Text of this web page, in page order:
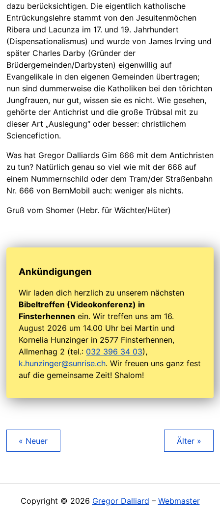
dazu berücksichtigen. Die eigentlich katholische
Entrückungslehre stammt von den Jesuitenmöchen
Ribera und Lacunza im 17. und 19. Jahrhundert
(Dispensationalismus) und wurde von James Irving und
später Charles Darby (Gründer der
Brüdergemeinden/Darbysten) eigenwillig auf
Evangelikale in den eigenen Gemeinden übertragen;
nun sind dummerweise die Katholiken bei den törichten
Jungfrauen, nur gut, wissen sie es nicht. Wie gesehen,
gehörte der Antichrist und die große Trübsal mit zu
dieser Art „Auslegung“ oder besser: christlichem
Sciencefiction.
Was hat Gregor Dalliards Gim 666 mit dem Antichristen
zu tun? Natürlich genau so viel wie mit der 666 auf
einem Nummernschild oder dem Tram/der Straßenbahn
Nr. 666 von BernMobil auch: weniger als nichts.
Gruß vom Shomer (Hebr. für Wächter/Hüter)
Ankündigungen
Wir laden dich herzlich zu unserem nächsten
Bibeltreffen (Videokonferenz) in
Finsterhennen ein. Wir treffen uns am 16.
August 2026 um 14.00 Uhr bei Martin und
Kornelia Hunzinger in 2577 Finsterhennen,
Allmenhag 2 (tel.: 032 396 34 03),
k.hunzinger@sunrise.ch. Wir freuen uns ganz fest
auf die gemeinsame Zeit! Shalom!
« Neuer Älter »
Copyright © 2026 Gregor Dalliard – Webmaster